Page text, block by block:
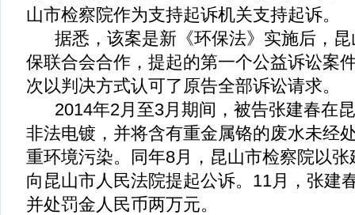
山市检察院作为支持起诉机关支持起诉。
据悉，该案是新《环保法》实施后，昆
保联合会合作，提起的第一个公益诉讼案
次以判决方式认可了原告全部诉讼请求。
2014年2月至3月期间，被告张建春在
非法电镀，并将含有重金属铬的废水未经
重环境污染。同年8月，昆山市检察院以
向昆山市人民法院提起公诉。11月，张建
并处罚金人民币两万元。